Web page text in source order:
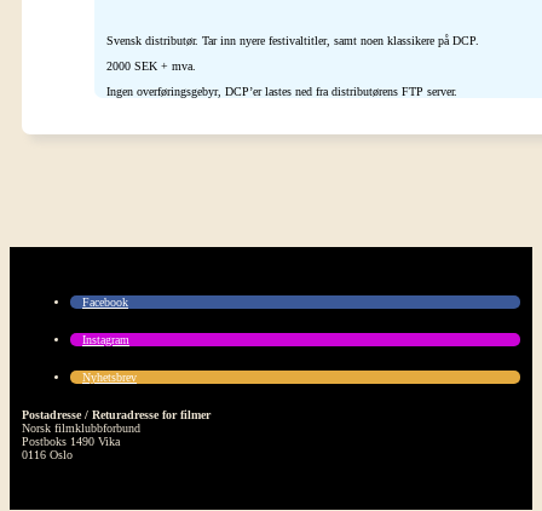
Svensk distributør. Tar inn nyere festivaltitler, samt noen klassikere på DCP.
2000 SEK + mva.
Ingen overføringsgebyr, DCP’er lastes ned fra distributørens FTP server.
Facebook
Instagram
Nyhetsbrev
Postadresse / Returadresse for filmer
Norsk filmklubbforbund
Postboks 1490 Vika
0116 Oslo